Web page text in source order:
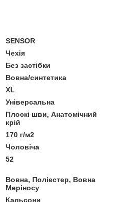
SENSOR
Чехія
Без застібки
Вовна/синтетика
XL
Універсальна
Плоскі шви, Анатомічний
крій
170 г/м2
Чоловіча
52
Вовна, Поліестер, Вовна
Меріносу
Кальсони